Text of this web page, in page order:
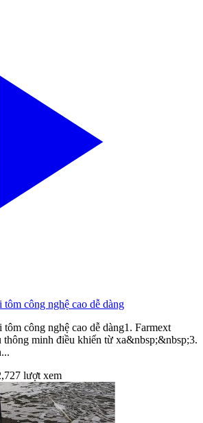
công nghệ cao dễ dàng
công nghệ cao dễ dàng1. Farmext
minh điều khiển từ xa&nbsp;&nbsp;3.
lượt xem